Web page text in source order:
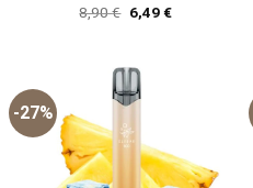
8,90€ Ursprünglicher
Preis
6,49€Aktueller
-27%